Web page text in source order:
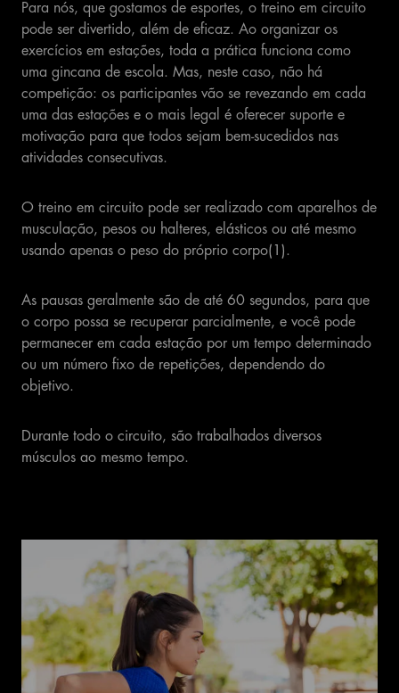
Para nós, que gostamos de esportes, o treino em circuito
pode ser divertido, além de eficaz. Ao organizar os
exercícios em estações, toda a prática funciona como
uma gincana de escola. Mas, neste caso, não há
competição: os participantes vão se revezando em cada
uma das estações e o mais legal é oferecer suporte e
motivação para que todos sejam bem-sucedidos nas
atividades consecutivas.
O treino em circuito pode ser realizado com aparelhos de
musculação, pesos ou halteres, elásticos ou até mesmo
usando apenas o peso do próprio corpo(1).
As pausas geralmente são de até 60 segundos, para que
o corpo possa se recuperar parcialmente, e você pode
permanecer em cada estação por um tempo determinado
ou um número fixo de repetições, dependendo do
objetivo.
Durante todo o circuito, são trabalhados diversos
músculos ao mesmo tempo.